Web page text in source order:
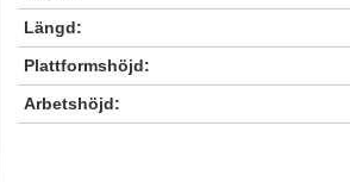
Längd:
Plattformshöjd:
Arbetshöjd: